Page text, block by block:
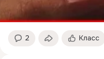
2 Класс